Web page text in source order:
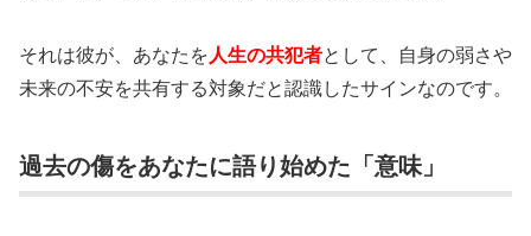
それは彼が、あなたを人生の共犯者として、自身の弱さや
未来の不安を共有する対象だと認識したサインなのです。
過去の傷をあなたに語り始めた「意味」